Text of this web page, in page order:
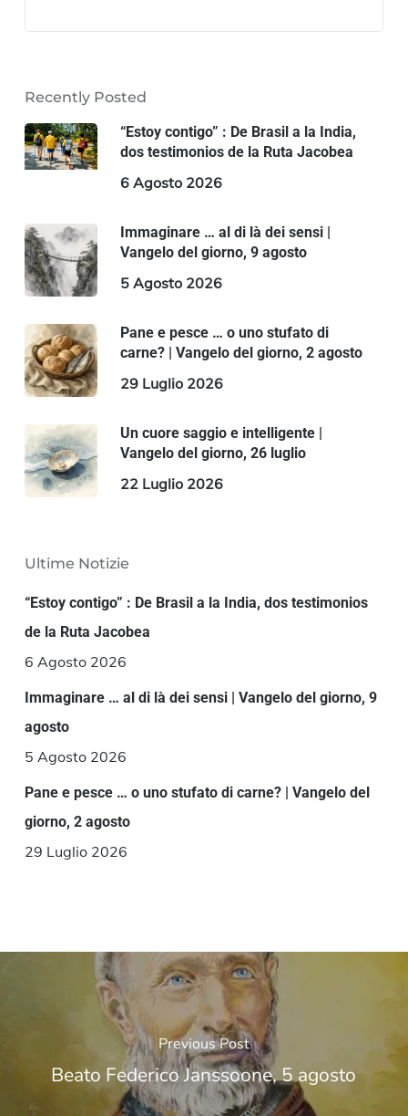
Recently Posted
“Estoy contigo” : De Brasil a la India,
dos testimonios de la Ruta Jacobea
6 Agosto 2026
Immaginare … al di là dei sensi |
Vangelo del giorno, 9 agosto
5 Agosto 2026
Pane e pesce … o uno stufato di
carne? | Vangelo del giorno, 2 agosto
29 Luglio 2026
Un cuore saggio e intelligente |
Vangelo del giorno, 26 luglio
22 Luglio 2026
Ultime Notizie
“Estoy contigo” : De Brasil a la India, dos testimonios
de la Ruta Jacobea
6 Agosto 2026
Immaginare … al di là dei sensi | Vangelo del giorno, 9
agosto
5 Agosto 2026
Pane e pesce … o uno stufato di carne? | Vangelo del
giorno, 2 agosto
29 Luglio 2026
Previous Post
Beato Federico Janssoone, 5 agosto